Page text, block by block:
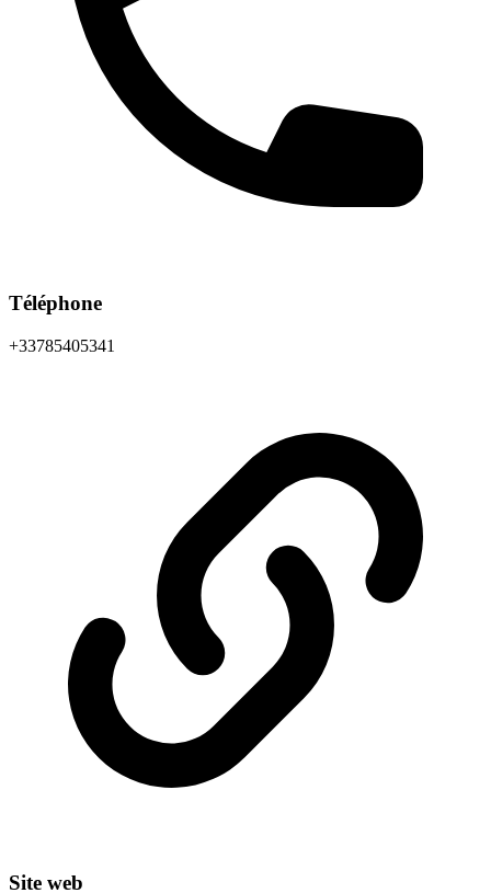
Téléphone
+33785405341
Site web